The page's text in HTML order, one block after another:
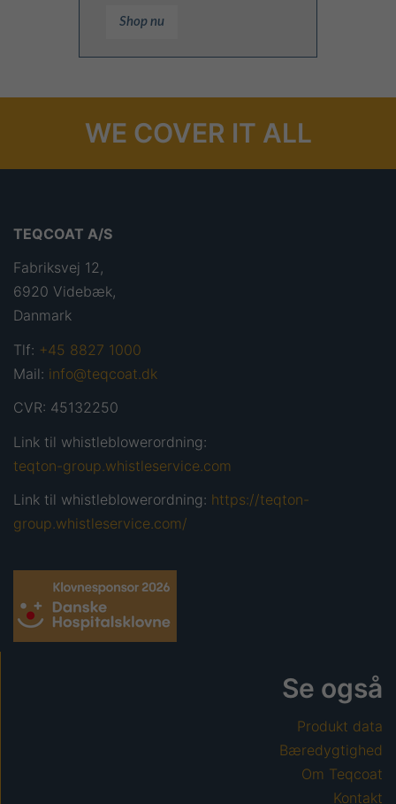
Shop nu
WE COVER IT ALL
TEQCOAT A/S
Fabriksvej 12,
6920 Videbæk,
Danmark
Tlf: +45 8827 1000
Mail: info@teqcoat.dk
CVR: 45132250
Link til whistleblowerordning:
teqton-group.whistleservice.com
Link til whistleblowerordning: https://teqton-
group.whistleservice.com/
Se også
Produkt data
Bæredygtighed
Om Teqcoat
Kontakt